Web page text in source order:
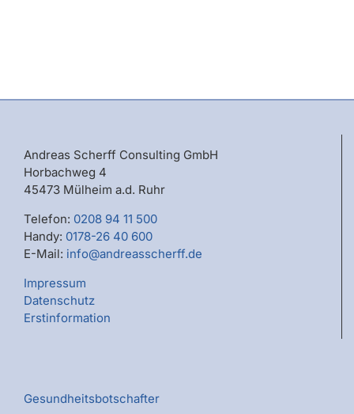
Andreas Scherff Consulting GmbH
Horbachweg 4
45473 Mülheim a.d. Ruhr
Telefon: 0208 94 11 500
Handy: 0178-26 40 600
E-Mail: info@andreasscherff.de
Impressum
Datenschutz
Erstinformation
Gesundheitsbotschafter